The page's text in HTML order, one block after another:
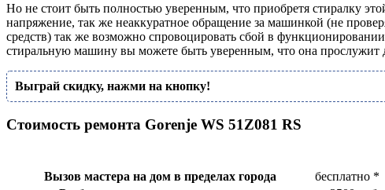
Но не стоит быть полностью уверенным, что приобретя стиралку
напряжение, так же неаккуратное обращение за машинкой (не
средств) так же возможно спровоцировать сбой в
стиральную машину вы можете быть уверенным, что она прослужит
Выграй скидку, нажми на кнопку!
Стоимость ремонта Gorenje WS 51Z081 RS
Вызов мастера на дом в пределах города
бесплатно *